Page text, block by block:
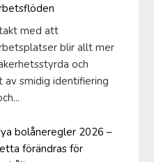
med att
blir allt mer
och
smidig identifiering
bolåneregler 2026 –
förändras för